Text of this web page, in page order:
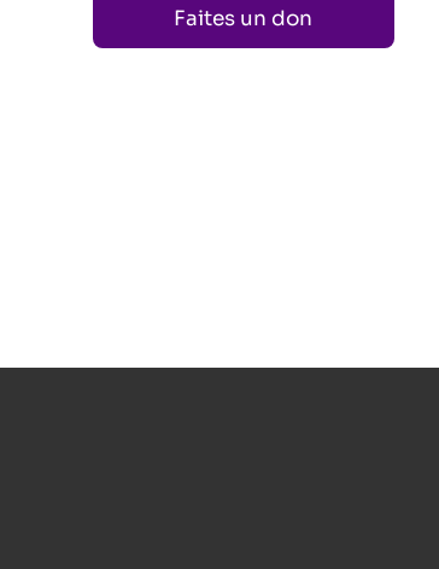
Faites un don